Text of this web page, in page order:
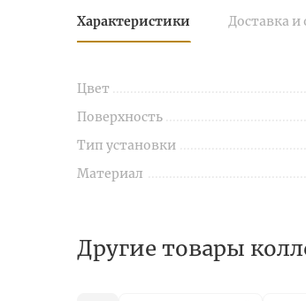
Характеристики Доставка и
Цвет
Поверхность
Тип установки
Материал
Другие товары